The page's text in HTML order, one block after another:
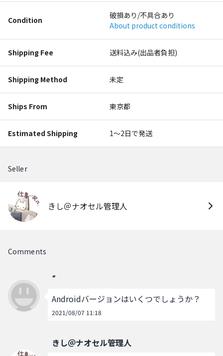
Condition
破損あり/不具合あり
About product conditions
Shipping Fee 送料込み(出品者負担)
Shipping Method 未定
Ships From 東京都
Estimated Shipping 1〜2日で発送
Seller
きし＠ナオセル管理人
Comments
Androidバージョンはいくつでしょうか？
2021/08/07 11:18
きし＠ナオセル管理人